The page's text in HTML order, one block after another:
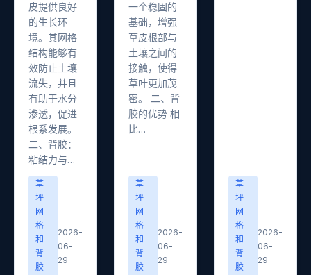
皮提供良好
的生长环
境。其网格
结构能够有
效防止土壤
流失，并且
有助于水分
渗透，促进
根系发展。
二、背胶：
粘结力与…
草
坪
网
格
和
背
胶
2026-
06-
29
一个稳固的
基础，增强
草皮根部与
土壤之间的
接触，使得
草叶更加茂
密。 二、背
胶的优势 相
比…
草
坪
网
格
和
背
胶
2026-
06-
29
草
坪
网
格
和
背
胶
2026-
06-
29